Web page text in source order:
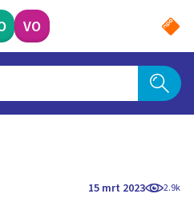
VO
15 mrt 2023 2.9k